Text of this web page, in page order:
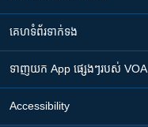
គេហទំព័រ​​ទាក់ទង
ទាញយក​ App ផ្សេងៗ​របស់​ VOA
Accessibility